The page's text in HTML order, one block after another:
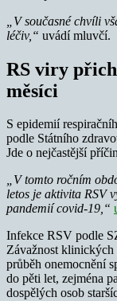
„V současné chvíli
léčiv,“ uvádí mluvčí.
RS viry
měsíci
S epidemií
podle Státního
Jde o nejčastější
„V tomto ročním
letos je aktivita RSV
pandemií covid-19,“
Infekce RSV podle
Závažnost klinických
průběh onemocnění
do pěti let, zejména
dospělých osob